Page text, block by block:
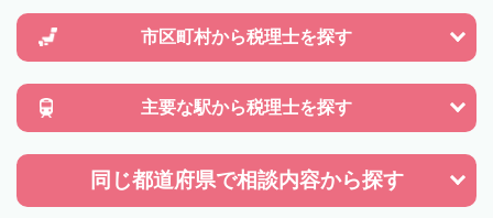
市区町村から税理士を探す
主要な駅から税理士を探す
同じ都道府県で相談内容から探す